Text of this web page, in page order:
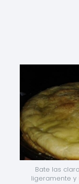
Bate las
ligeramente y